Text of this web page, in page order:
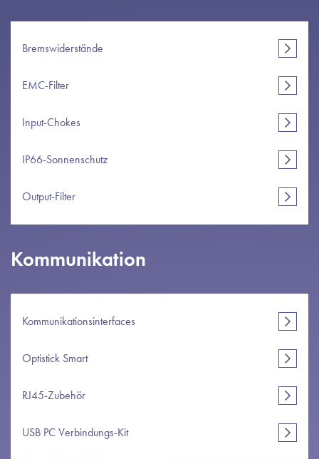
Bremswiderstände
EMC-Filter
Input-Chokes
IP66-Sonnenschutz
Output-Filter
Kommunikation
Kommunikationsinterfaces
Optistick Smart
RJ45-Zubehör
USB PC Verbindungs-Kit